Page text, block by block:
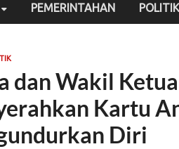
PEMERINTAHAN POLITIK
dan Wakil
Kartu
Diri